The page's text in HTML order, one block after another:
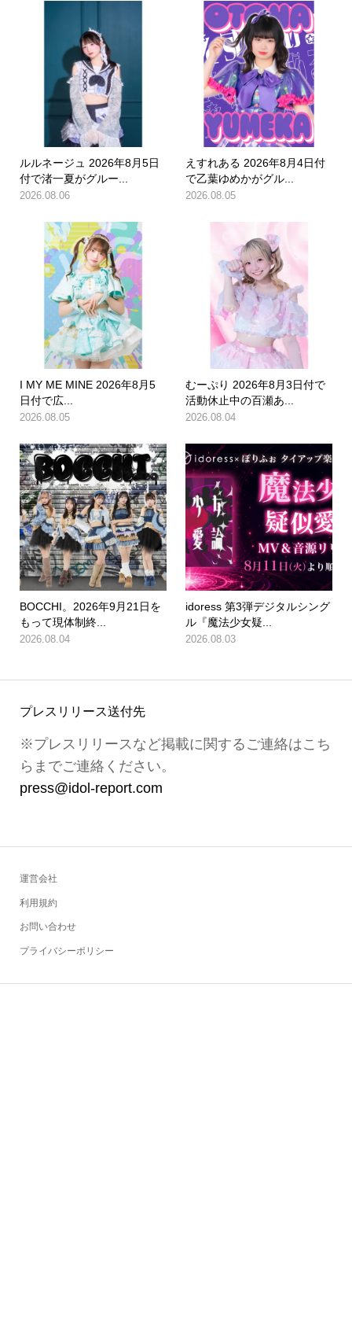
ルルネージュ 2026年8月5日
付で渚一夏がグルー...
2026.08.06
えすれある 2026年8月4日付
で乙葉ゆめかがグル...
2026.08.05
I MY ME MINE 2026年8月5
日付で広...
2026.08.05
むーぷり 2026年8月3日付で
活動休止中の百瀬あ...
2026.08.04
BOCCHI。2026年9月21日を
もって現体制終...
2026.08.04
idoress 第3弾デジタルシング
ル『魔法少女疑...
2026.08.03
プレスリリース送付先
※プレスリリースなど掲載に関するご連絡はこち
らまでご連絡ください。
press@idol-report.com
運営会社
利用規約
お問い合わせ
プライバシーポリシー